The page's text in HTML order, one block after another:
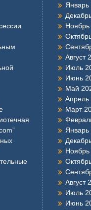
Январь
Август
Июль
Июнь
Май
Апрель
Март
Январь
Август
Июль
Июнь